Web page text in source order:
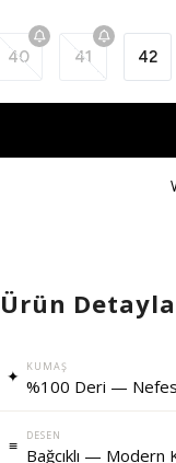
40 41 42
Ürün
✦ KUMAŞ
%100 Deri —
≡ DESEN
Bağcıklı — Modern